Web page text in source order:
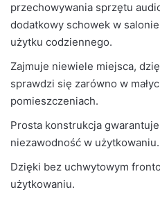
przechowywania sprzętu
dodatkowy schowek w
użytku codziennego.
Zajmuje niewiele miejsca,
sprawdzi się zarówno w
pomieszczeniach.
Prosta konstrukcja
niezawodność w użytkowaniu.
Dzięki bez uchwytowym
użytkowaniu.
Grubość
płyty
16
Prowadnice Rolkowe
Liczba
paczek
1